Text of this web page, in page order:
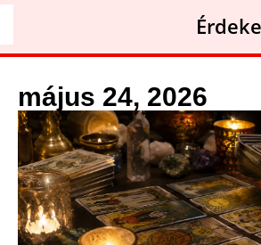
május 24, 2026